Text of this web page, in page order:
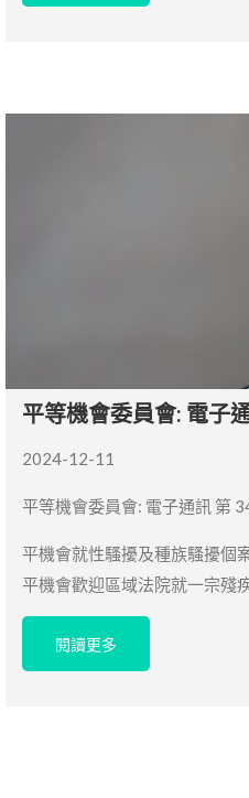
平等機會委員會: 電子
2024-12-11
平等機會委員會: 電子通訊 第
平機會就性騷擾及種族騷擾個
平機會歡迎區域法院就一宗殘
閱讀更多